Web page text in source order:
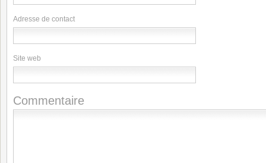
Adresse de contact
Site web
Commentaire